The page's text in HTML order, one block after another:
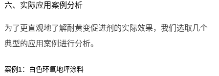
六、实际应用案例分析
为了更直观地了解耐黄变促进剂的实际效果，我们选取几个
典型的应用案例进行分析。
案例1：白色环氧地坪涂料